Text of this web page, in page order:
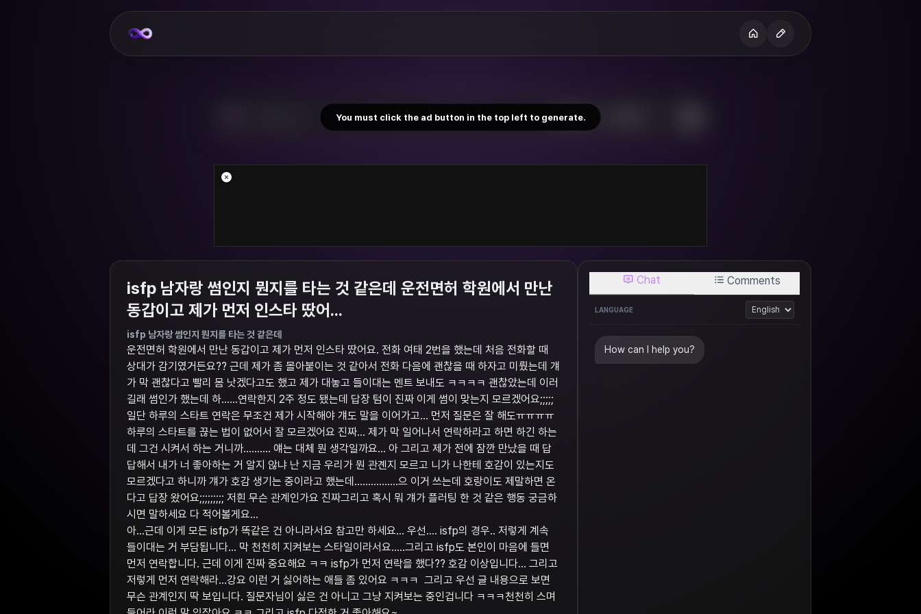
You must click the ad button in the top left to generate.
W
isfp 남자랑 썸인지 뭔지를 타는 것 같은데 운전면허 학원에서 만난
동갑이고 제가 먼저 인스타 땄어...
isfp 남자랑 썸인지 뭔지를 타는 것 같은데
운전면허 학원에서 만난 동갑이고 제가 먼저 인스타 땄어요. 전화 여태 2번을 했는데 처음 전화할 때
상대가 감기였거든요?? 근데 제가 좀 몰아붙이는 것 같아서 전화 다음에 괜찮을 때 하자고 미뤘는데 걔
가 막 괜찮다고 빨리 몸 낫겠다고도 했고 제가 대놓고 들이대는 멘트 보내도 ㅋㅋㅋㅋ 괜찮았는데 이러
길래 썸인가 했는데 하……연락한지 2주 정도 됐는데 답장 텀이 진짜 이게 썸이 맞는지 모르겠어요;;;;;
일단 하루의 스타트 연락은 무조건 제가 시작해야 걔도 말을 이어가고… 먼저 질문은 잘 해도ㅠㅠㅠㅠ
하루의 스타트를 끊는 법이 없어서 잘 모르겠어요 진짜… 제가 막 일어나서 연락하라고 하면 하긴 하는
데 그건 시켜서 하는 거니까………. 얘는 대체 뭔 생각일까요… 아 그리고 제가 전에 잠깐 만났을 때 답
답해서 내가 너 좋아하는 거 알지 않냐 난 지금 우리가 뭔 관곈지 모르고 니가 나한테 호감이 있는지도
모르겠다고 하니까 걔가 호감 생기는 중이라고 했는데…………….으 이거 쓰는데 호랑이도 제말하면 온
다고 답장 왔어요;;;;;;;;; 저흰 무슨 관계인가요 진짜그리고 혹시 뭐 걔가 플러팅 한 것 같은 행동 궁금하
시면 말하세요 다 적어볼게요…
아...근데 이게 모든 isfp가 똑같은 건 아니라서요 참고만 하세요... 우선.... isfp의 경우.. 저렇게 계속
들이대는 거 부담됩니다... 막 천천히 지켜보는 스타일이라서요.....그리고 isfp도 본인이 마음에 들면
먼저 연락합니다. 근데 이게 진짜 중요해요 ㅋㅋ isfp가 먼저 연락을 했다?? 호감 이상입니다... 그리고
저렇게 먼저 연락해라...강요 이런 거 싫어하는 애들 좀 있어요 ㅋㅋㅋ ​ 그리고 우선 글 내용으로 보면
무슨 관계인지 딱 보입니다. 질문자님이 싫은 건 아니고 그냥 지켜보는 중인겁니다 ㅋㅋㅋ천천히 스며
Chat Comments
LANGUAGE
How can I help you?